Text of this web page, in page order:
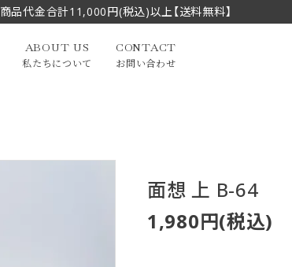
商品代金合計11,000円(税込)以上【送料無料】
画筆・絵てがみ
ABOUT US
私たちについて
CONTACT
お問い合わせ
面想 上 B-64
1,980円(税込)